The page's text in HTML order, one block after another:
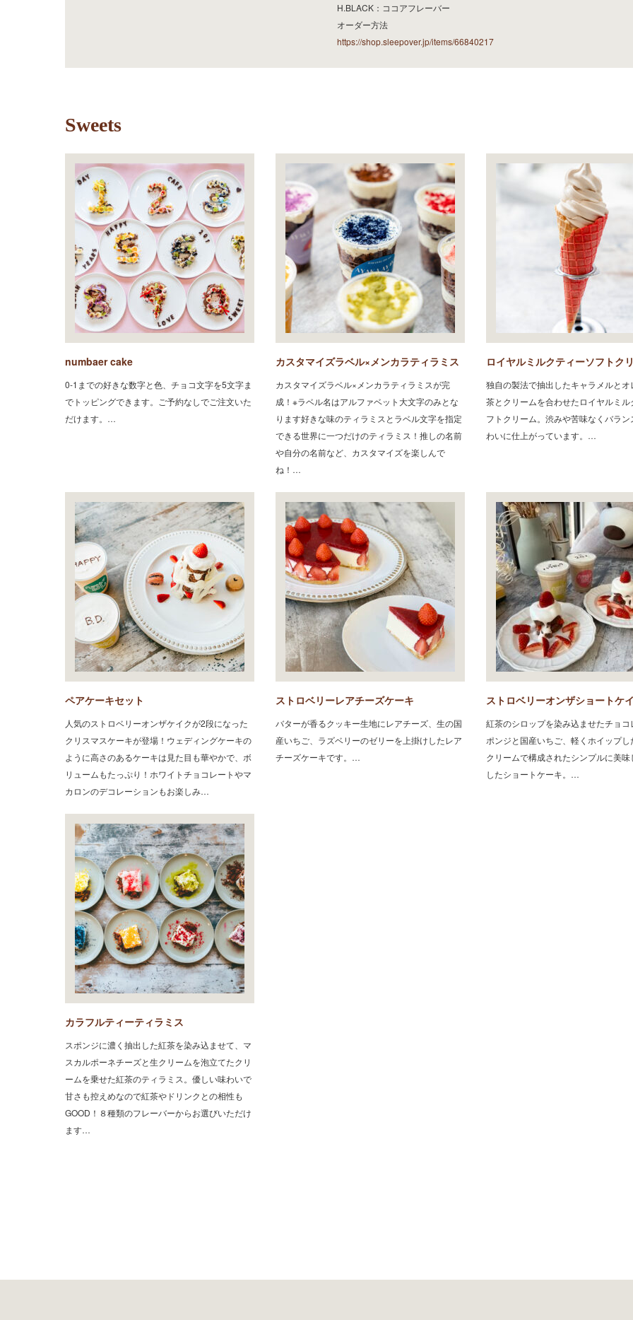
H.BLACK：ココアフレーバー
オーダー方法
https://shop.sleepover.jp/items/66840217
Sweets
numbaer cake
0-1までの好きな数字と色、チョコ文字を5文字ま
でトッピングできます。ご予約なしでご注文いた
だけます。…
カスタマイズラベル×メンカラティラミス
カスタマイズラベル×メンカラティラミスが完
成！※ラベル名はアルファベット大文字のみとな
ります好きな味のティラミスとラベル文字を指定
できる世界に一つだけのティラミス！推しの名前
や自分の名前など、カスタマイズを楽しんで
ね！…
ロイヤルミルクティーソフトク
独自の製法で抽出したキャラメルとオ
茶とクリームを合わせたロイヤルミル
フトクリーム。渋みや苦味なくバラ
わいに仕上がっています。…
ペアケーキセット
人気のストロベリーオンザケイクが2段になった
クリスマスケーキが登場！ウェディングケーキの
ように高さのあるケーキは見た目も華やかで、ボ
リュームもたっぷり！ホワイトチョコレートやマ
カロンのデコレーションもお楽しみ…
ストロベリーレアチーズケーキ
バターが香るクッキー生地にレアチーズ、生の国
産いちご、ラズベリーのゼリーを上掛けしたレア
チーズケーキです。…
ストロベリーオンザショートケ
紅茶のシロップを染み込ませたチョコ
ポンジと国産いちご、軽くホイップし
クリームで構成されたシンプルに美
したショートケーキ。…
カラフルティーティラミス
スポンジに濃く抽出した紅茶を染み込ませて、マ
スカルポーネチーズと生クリームを泡立てたクリ
ームを乗せた紅茶のティラミス。優しい味わいで
甘さも控えめなので紅茶やドリンクとの相性も
GOOD！８種類のフレーバーからお選びいただけ
ます…